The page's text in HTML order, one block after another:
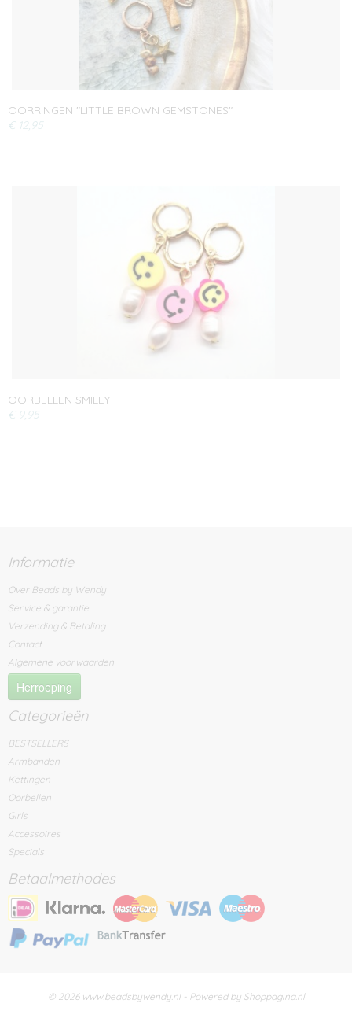
OORRINGEN "LITTLE BROWN GEMSTONES"
€ 12,95
OORBELLEN SMILEY
€ 9,95
Informatie
Over Beads by Wendy
Service & garantie
Verzending & Betaling
Contact
Algemene voorwaarden
Herroeping
Categorieën
BESTSELLERS
Armbanden
Kettingen
Oorbellen
Girls
Accessoires
Specials
Betaalmethodes
© 2026 www.beadsbywendy.nl - Powered by Shoppagina.nl